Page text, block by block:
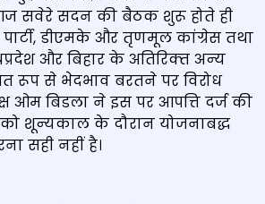
सवेरे सदन की बैठक शुरू होते ही
पार्टी, डीएमके और तृणमूल कांग्रेस तथा
और बिहार के अतिरिक्‍त अन्‍य
रूप से भेदभाव बरतने पर विरोध
ओम बिडला ने इस पर आपत्ति दर्ज की
शून्‍यकाल के दौरान योजनाबद्ध
सही नहीं है।